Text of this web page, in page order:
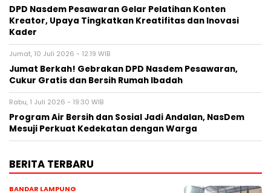
DPD Nasdem Pesawaran Gelar Pelatihan Konten
Kreator, Upaya Tingkatkan Kreatifitas dan Inovasi
Kader
Jumat, 10 Juli 2026 - 12:19 WIB
Jumat Berkah! Gebrakan DPD Nasdem Pesawaran,
Cukur Gratis dan Bersih Rumah Ibadah
Rabu, 1 Juli 2026 - 19:30 WIB
Program Air Bersih dan Sosial Jadi Andalan, NasDem
Mesuji Perkuat Kedekatan dengan Warga
BERITA TERBARU
BANDAR LAMPUNG